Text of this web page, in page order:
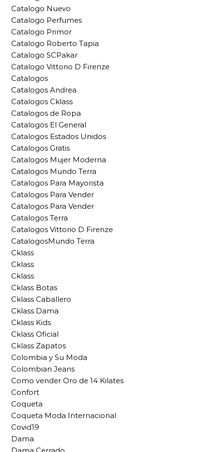
Catalogo Nuevo
Catalogo Perfumes
Catalogo Primor
Catalogo Roberto Tapia
Catalogo SCPakar
Catalogo Vittorio D Firenze
Catalogos
Catalogos Andrea
Catalogos Cklass
Catalogos de Ropa
Catalogos El General
Catalogos Estados Unidos
Catalogos Gratis
Catalogos Mujer Moderna
Catalogos Mundo Terra
Catalogos Para Mayorista
Catalogos Para Vender
Catalogos Para Vender
Catalogos Terra
Catalogos Vittorio D Firenze
CatalogosMundo Terra
Cklass
Cklass
Cklass
Cklass Botas
Cklass Caballero
Cklass Dama
Cklass Kids
Cklass Oficial
Cklass Zapatos
Colombia y Su Moda
Colombian Jeans
Como vender Oro de 14 Kilates
Confort
Coqueta
Coqueta Moda Internacional
Covid19
Dama
Dama Cerrado